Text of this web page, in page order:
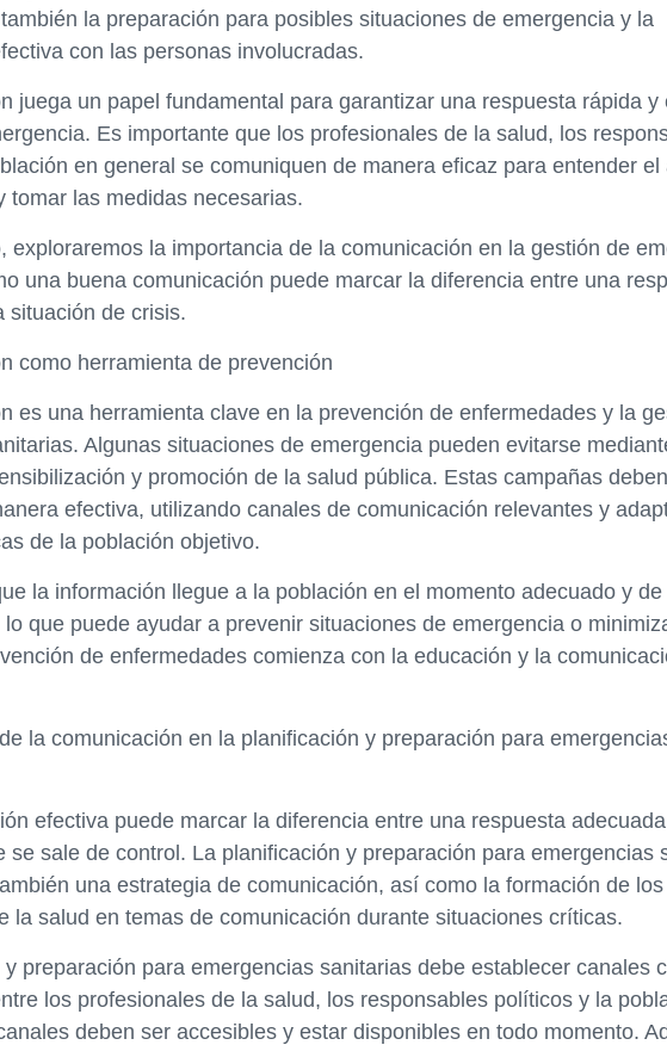
la preparación para posibles situaciones de emergencia y la
con las personas involucradas.
juega un papel fundamental para garantizar una respuesta rápida y
Es importante que los profesionales de la salud, los
en general se comuniquen de manera eficaz para entender el
tomar las medidas necesarias.
exploraremos la importancia de la comunicación en la gestión de
una buena comunicación puede marcar la diferencia entre una
situación de crisis.
como herramienta de prevención
es una herramienta clave en la prevención de enfermedades y la
Algunas situaciones de emergencia pueden evitarse
y promoción de la salud pública. Estas campañas
efectiva, utilizando canales de comunicación relevantes y
de la población objetivo.
la información llegue a la población en el momento adecuado y
que puede ayudar a prevenir situaciones de emergencia o
de enfermedades comienza con la educación y la
la comunicación en la planificación y preparación para
efectiva puede marcar la diferencia entre una respuesta
se sale de control. La planificación y preparación para emergencias
una estrategia de comunicación, así como la formación de los
la salud en temas de comunicación durante situaciones críticas.
preparación para emergencias sanitarias debe establecer canales
los profesionales de la salud, los responsables políticos y la
deben ser accesibles y estar disponibles en todo momento.